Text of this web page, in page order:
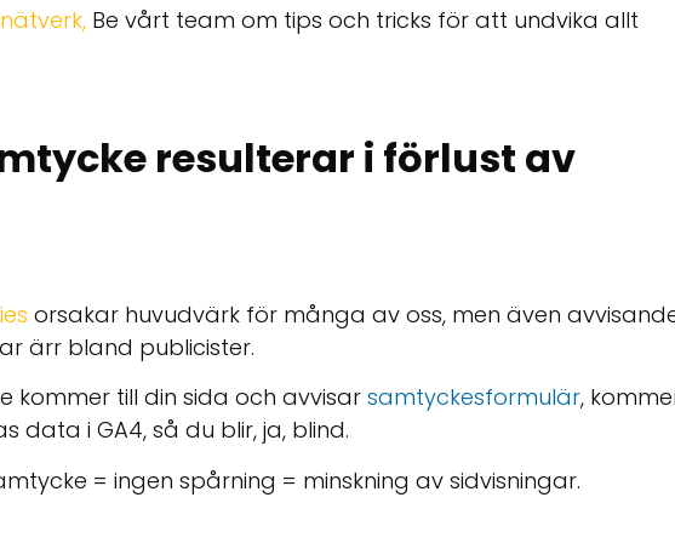
, Be vårt team om tips och tricks för att undvika allt
resulterar i förlust av
orsakar huvudvärk för många av oss, men även
ärr bland publicister.
kommer till din sida och avvisar samtyckesformulär,
data i GA4, så du blir, ja, blind.
= ingen spårning = minskning av sidvisningar.